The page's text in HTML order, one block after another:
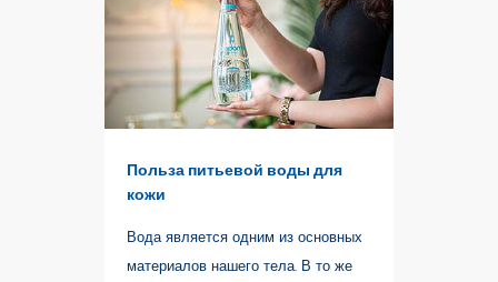
Польза питьевой воды для
кожи
Вода является одним из основных
материалов нашего тела. В то же